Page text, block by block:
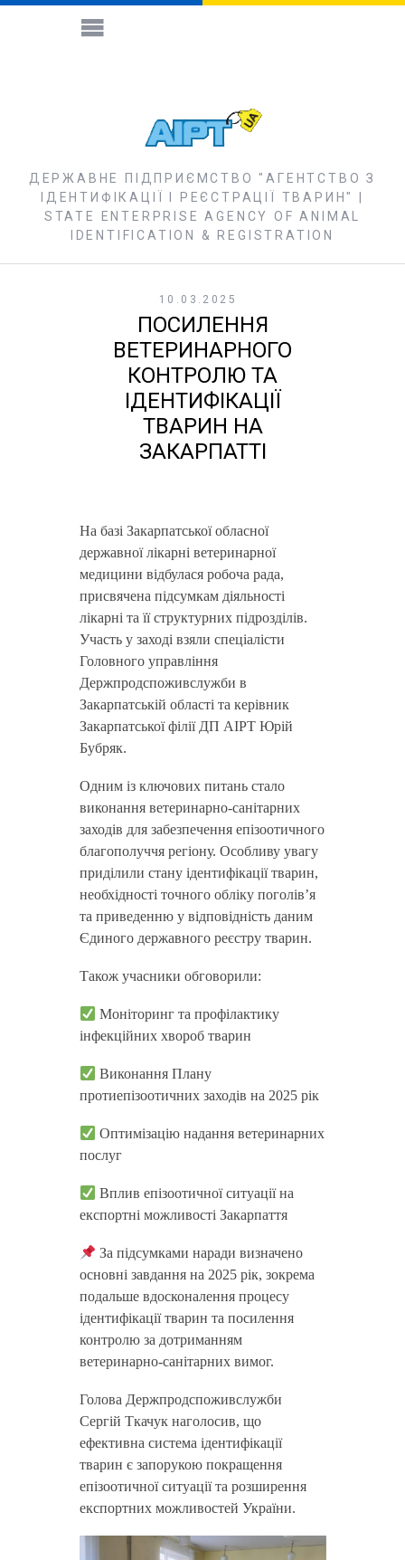
ДЕРЖАВНЕ ПІДПРИЄМСТВО "АГЕНТСТВО З
ІДЕНТИФІКАЦІЇ І РЕЄСТРАЦІЇ ТВАРИН" |
STATE ENTERPRISE AGENCY OF ANIMAL
IDENTIFICATION & REGISTRATION
10.03.2025
ПОСИЛЕННЯ
ВЕТЕРИНАРНОГО
КОНТРОЛЮ ТА
ІДЕНТИФІКАЦІЇ
ТВАРИН НА
ЗАКАРПАТТІ
На базі Закарпатської обласної
державної лікарні ветеринарної
медицини відбулася робоча рада,
присвячена підсумкам діяльності
лікарні та її структурних підрозділів.
Участь у заході взяли спеціалісти
Головного управління
Держпродспоживслужби в
Закарпатській області та керівник
Закарпатської філії ДП АІРТ Юрій
Бубряк.
Одним із ключових питань стало
виконання ветеринарно-санітарних
заходів для забезпечення епізоотичного
благополуччя регіону. Особливу увагу
приділили стану ідентифікації тварин,
необхідності точного обліку поголів’я
та приведенню у відповідність даним
Єдиного державного реєстру тварин.
Також учасники обговорили:
Моніторинг та профілактику
інфекційних хвороб тварин
Виконання Плану
протиепізоотичних заходів на 2025 рік
Оптимізацію надання ветеринарних
послуг
Вплив епізоотичної ситуації на
експортні можливості Закарпаття
За підсумками наради визначено
основні завдання на 2025 рік, зокрема
подальше вдосконалення процесу
ідентифікації тварин та посилення
контролю за дотриманням
ветеринарно-санітарних вимог.
Голова Держпродспоживслужби
Сергій Ткачук наголосив, що
ефективна система ідентифікації
тварин є запорукою покращення
епізоотичної ситуації та розширення
експортних можливостей України.